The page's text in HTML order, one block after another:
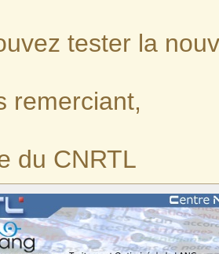
tester la
remerciant,
du CNRTL